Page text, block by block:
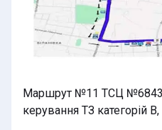
Маршрут №11 ТСЦ
керування ТЗ категорій B,